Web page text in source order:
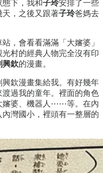
態下，我和子玲安排了一些
，之後又跟著子玲爸媽去
，會看看滿滿「大嬸婆」
村的經典人物完全沒有印
興欽的漫畫。
欽漫畫集給我。有好幾年
過我的童年。裡面的角色
嬸婆、機器人⋯⋯等。在內
灣國小，裡頭有一整層的